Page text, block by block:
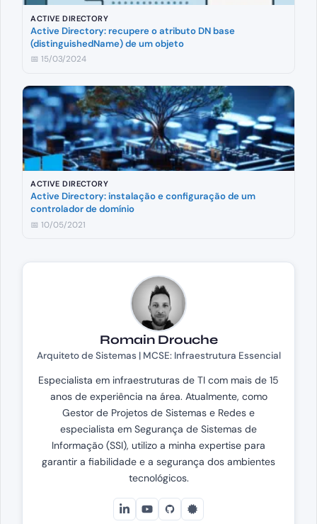
ACTIVE DIRECTORY
Active Directory: recupere o atributo DN base
(distinguishedName) de um objeto
📅 15/03/2024
ACTIVE DIRECTORY
Active Directory: instalação e configuração de um
controlador de domínio
📅 10/05/2021
Romain Drouche
Arquiteto de Sistemas | MCSE: Infraestrutura Essencial
Especialista em infraestruturas de TI com mais de 15
anos de experiência na área. Atualmente, como
Gestor de Projetos de Sistemas e Redes e
especialista em Segurança de Sistemas de
Informação (SSI), utilizo a minha expertise para
garantir a fiabilidade e a segurança dos ambientes
tecnológicos.